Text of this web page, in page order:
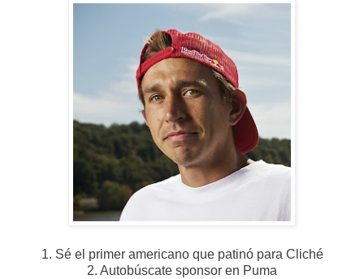
1. Sé el primer americano que patinó para Cliché
2. Autobúscate sponsor en Puma